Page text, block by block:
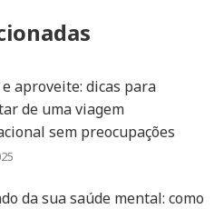
e aproveite: dicas para
de uma viagem
sem preocupações
da sua saúde mental: como